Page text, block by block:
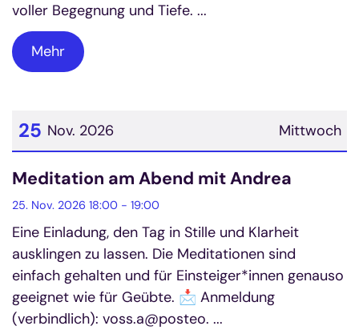
voller Begegnung und Tiefe. ...
Mehr
Mittwoch
25 Nov. 2026
Datum: 25. November 2026
Meditation am Abend mit Andrea
25. Nov. 2026 18:00 - 19:00
Eine Einladung, den Tag in Stille und Klarheit
ausklingen zu lassen. Die Meditationen sind
einfach gehalten und für Einsteiger*innen genauso
geeignet wie für Geübte. 📩 Anmeldung
(verbindlich): voss.a@posteo. ...